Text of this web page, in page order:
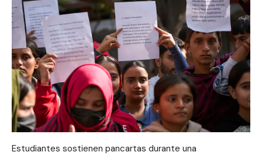
Estudiantes sostienen pancartas durante una